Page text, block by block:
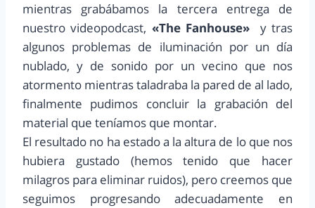
mientras grabábamos la tercera entrega de
nuestro videopodcast, «The Fanhouse» y tras
algunos problemas de iluminación por un día
nublado, y de sonido por un vecino que nos
atormento mientras taladraba la pared de al lado,
finalmente pudimos concluir la grabación del
material que teníamos que montar.
El resultado no ha estado a la altura de lo que nos
hubiera gustado (hemos tenido que hacer
milagros para eliminar ruidos), pero creemos que
seguimos progresando adecuadamente en